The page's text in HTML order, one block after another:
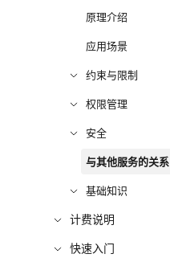
原理介绍
应用场景
约束与限制
权限管理
安全
与其他服务的关系
基础知识
计费说明
快速入门